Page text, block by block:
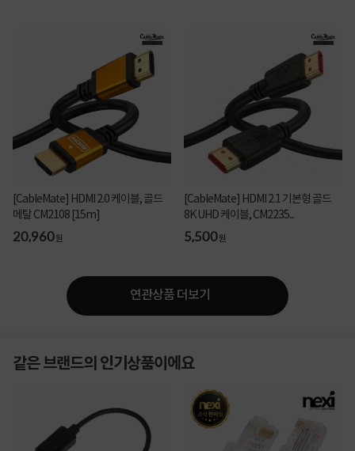
[CableMate] HDMI 2.0 케이블, 골드
메탈 CM2108 [15m]
20,960원
[CableMate] HDMI 2.1 기본형 골드
8K UHD 케이블, CM2235...
5,500원
연관상품 더보기
같은 브랜드의 인기상품이에요